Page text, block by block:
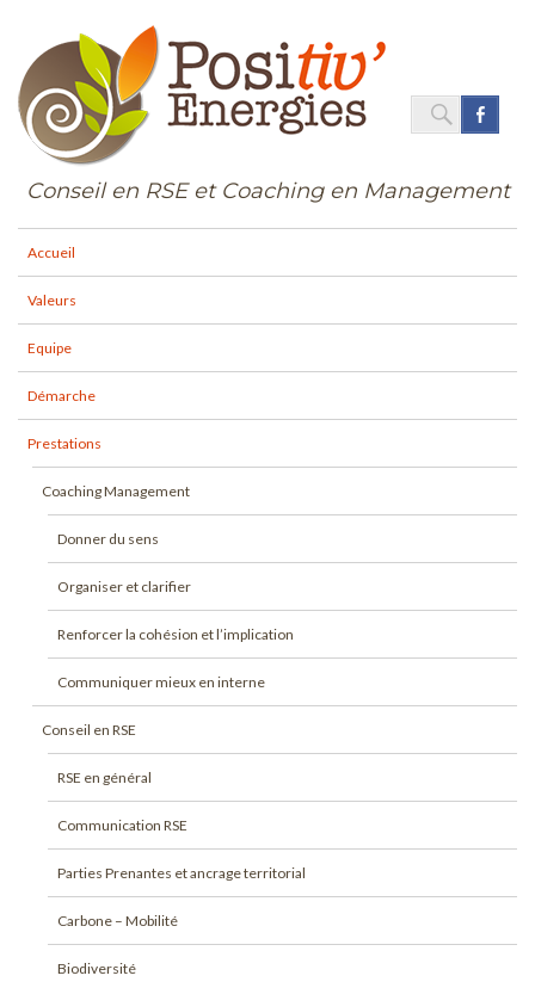
Conseil en RSE et Coaching en Management
SearchSEARCH
Accueil
Valeurs
Equipe
Démarche
Prestations
Coaching Management
Donner du sens
Organiser et clarifier
Renforcer la cohésion et l’implication
Communiquer mieux en interne
Conseil en RSE
RSE en général
Communication RSE
Parties Prenantes et ancrage territorial
Carbone – Mobilité
Biodiversité